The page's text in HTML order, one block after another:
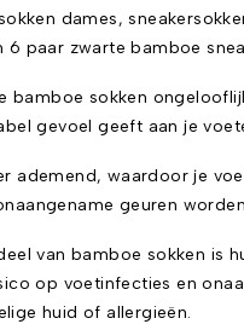
dames,
6 paar zwarte bamboe
bamboe sokken
gevoel geeft aan je
ademend, waardoor je
geuren
van bamboe sokken is
op voetinfecties en
huid of allergieën.